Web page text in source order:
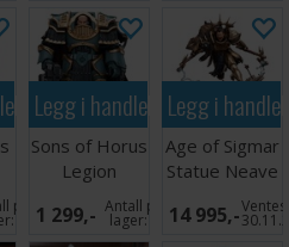
på
Legg i handlekurven
Sons of Horus
Legion
Praetor
Cataphracti
1 299,- Antall på
lager:
Legg i
Age of Sigmar
Statue Neave
Blacktalon
14 995,-